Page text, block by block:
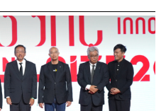
งของตลาดเหล่านี้ Grab ได้
รบน Super App ไปสู่การมุ่ง
เรียกรถและจัดส่งหลักของ
แผนใช้ AI ต่อยอดดีลร่วม